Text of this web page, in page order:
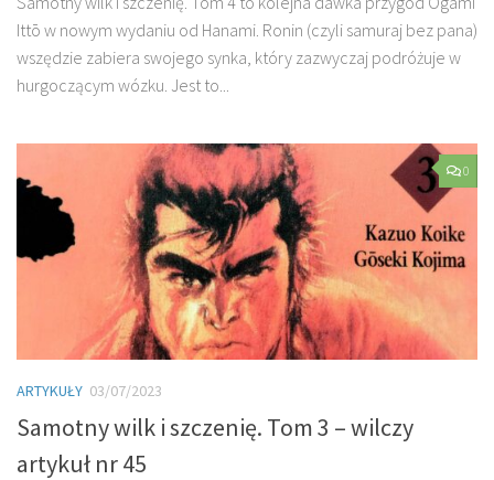
Ittō w nowym wydaniu od Hanami. Ronin (czyli samuraj bez pana)
wszędzie zabiera swojego synka, który zazwyczaj podróżuje w
hurgoczącym wózku. Jest to...
0
ARTYKUŁY 03/07/2023
Samotny wilk i szczenię. Tom 3 – wilczy
artykuł nr 45